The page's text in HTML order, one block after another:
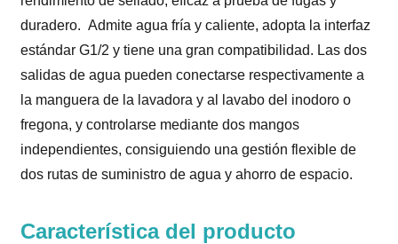
duradero. Admite agua fría y caliente, adopta la interfaz
estándar G1/2 y tiene una gran compatibilidad. Las dos
salidas de agua pueden conectarse respectivamente a
la manguera de la lavadora y al lavabo del inodoro o
fregona, y controlarse mediante dos mangos
independientes, consiguiendo una gestión flexible de
dos rutas de suministro de agua y ahorro de espacio.
Característica del producto